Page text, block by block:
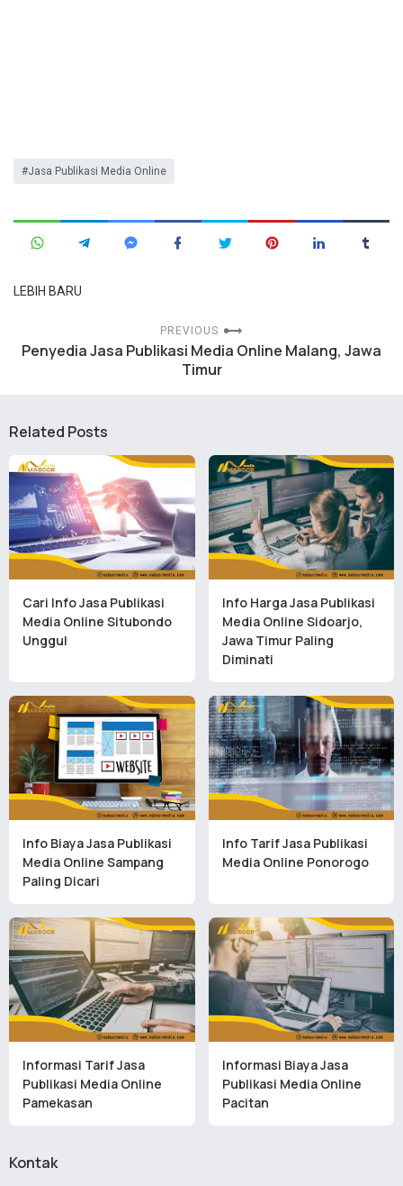
Jasa Publikasi Media Online
LEBIH BARU
PREVIOUS
Penyedia Jasa Publikasi Media Online Malang, Jawa
Timur
Related Posts
Cari Info Jasa Publikasi
Media Online Situbondo
Unggul
Info Harga Jasa Publikasi
Media Online Sidoarjo,
Jawa Timur Paling
Diminati
Info Biaya Jasa Publikasi
Media Online Sampang
Paling Dicari
Info Tarif Jasa Publikasi
Media Online Ponorogo
Informasi Tarif Jasa
Publikasi Media Online
Pamekasan
Informasi Biaya Jasa
Publikasi Media Online
Pacitan
Kontak